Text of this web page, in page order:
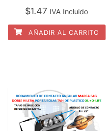
$1.47 IVA Incluido
AÑADIR AL CARRITO